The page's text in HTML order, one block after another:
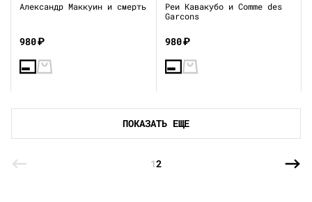
Александр Маккуин и смерть
980₽
Реи Кавакубо и Comme des
Garcons
980₽
ПОКАЗАТЬ ЕЩЕ
12